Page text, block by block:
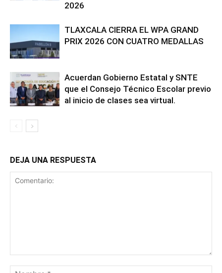
2026
TLAXCALA CIERRA EL WPA GRAND
PRIX 2026 CON CUATRO MEDALLAS
Acuerdan Gobierno Estatal y SNTE
que el Consejo Técnico Escolar previo
al inicio de clases sea virtual.
DEJA UNA RESPUESTA